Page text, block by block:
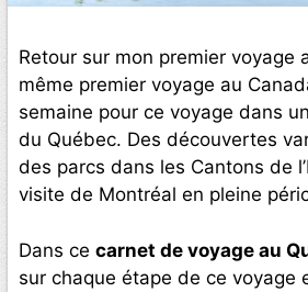
Retour sur mon premier voyage
même premier voyage au
semaine pour ce voyage dans
du Québec. Des découvertes
des parcs dans les Cantons de
visite de Montréal en pleine
Dans ce carnet de voyage au
sur chaque étape de ce voyage